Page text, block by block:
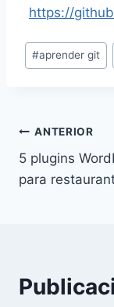
https://
Etiquetas
de
#aprender git
de
ANTERIOR
5 plugins
para